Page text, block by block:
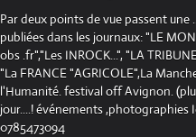
Par deux points de vue passent
publiées dans les journaux: "LE
obs .fr","Les INROCK...", "LA
"La FRANCE "AGRICOLE",La
l'Humanité. festival off Avignon.
jour....! événements ,photographies
0785473094